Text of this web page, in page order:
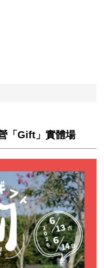
「Gift」實體場